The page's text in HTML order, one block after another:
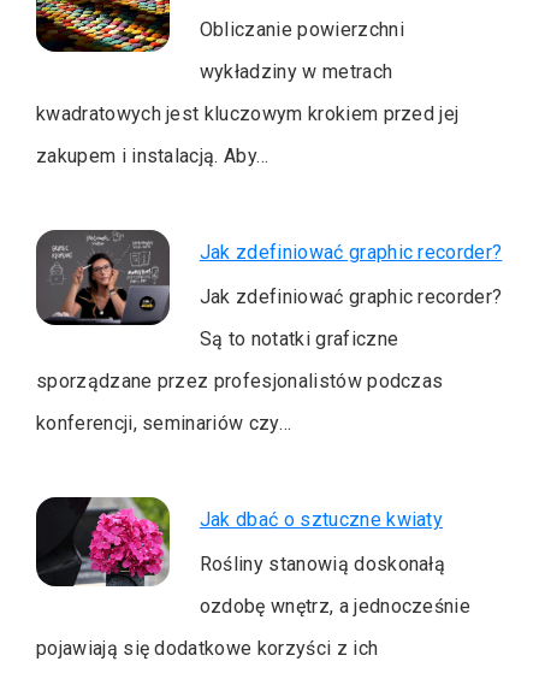
Obliczanie powierzchni
wykładziny w metrach
kwadratowych jest kluczowym krokiem przed jej
zakupem i instalacją. Aby…
Jak zdefiniować graphic recorder?
Jak zdefiniować graphic recorder?
Są to notatki graficzne
sporządzane przez profesjonalistów podczas
konferencji, seminariów czy…
Jak dbać o sztuczne kwiaty
Rośliny stanowią doskonałą
ozdobę wnętrz, a jednocześnie
pojawiają się dodatkowe korzyści z ich